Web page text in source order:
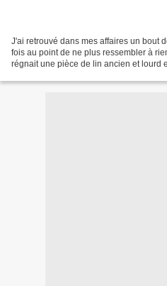
J'ai retrouvé dans mes affaires un bout
fois au point de ne plus ressembler à
régnait une pièce de lin ancien et lourd